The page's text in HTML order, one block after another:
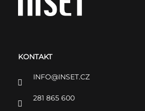
KONTAKT
INFO@INSET.CZ
281 865 600